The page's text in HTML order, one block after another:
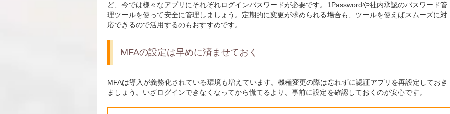
ど、今では様々なアプリにそれぞれログインパスワードが必要です。1Passwordや社内承認のパスワード管
理ツールを使って安全に管理しましょう。定期的に変更が求められる場合も、ツールを使えばスムーズに対
応できるので活用するのもおすすめです。
MFAの設定は早めに済ませておく
MFAは導入が義務化されている環境も増えています。機種変更の際は忘れずに認証アプリを再設定しておき
ましょう。いざログインできなくなってから慌てるより、事前に設定を確認しておくのが安心です。